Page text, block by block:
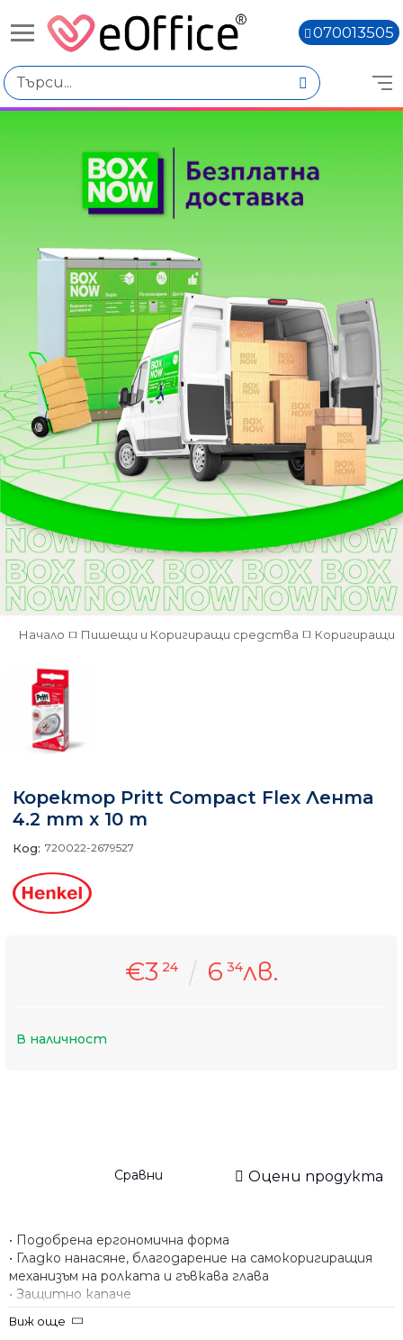
070013505
Начало Пишещи и Коригиращи средства Коригиращи
Коректор Pritt Compact Flex Лента
4.2 mm x 10 m
Код: 720022-2679527
€3 24 6 34лв.
В наличност
Сравни Оцени продукта
• Подобрена ергономична форма
• Гладко нанасяне, благодарение на самокоригиращия
механизъм на ролката и гъвкава глава
• Защитно капаче
• Мигновено съхнеща коригираща лента, върху която
може да се пише веднага
Виж още